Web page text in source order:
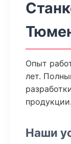
Опыт
лет.
продукции.
Наши